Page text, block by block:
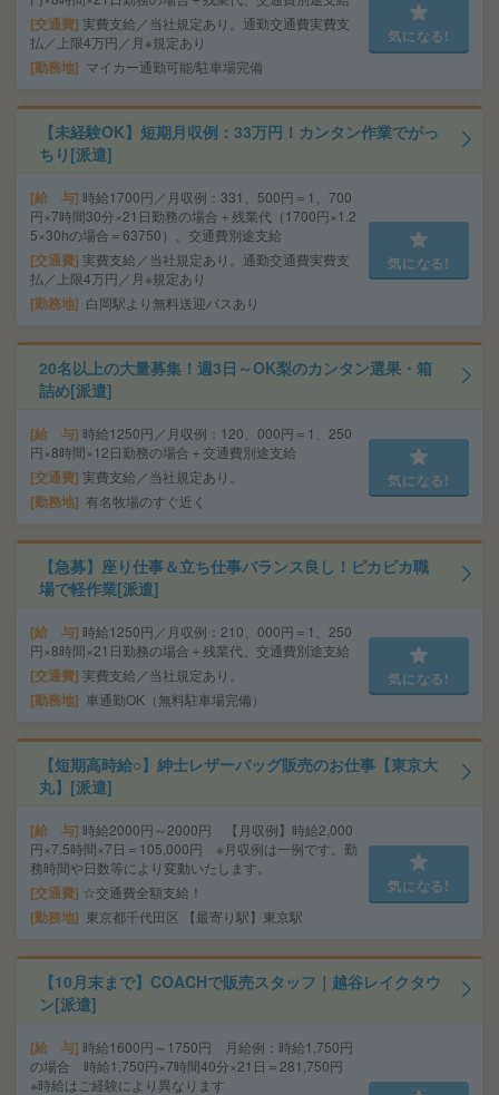
交通費 実費支給／当社規定あり。通勤交通費実費支
払／上限4万円／月※規定あり
勤務地 マイカー通勤可能/駐車場完備
気になる!
【未経験OK】短期月収例：33万円！カンタン作業でがっ
ちり[派遣]
給 与 時給1700円／月収例：331、500円＝1、700
円×7時間30分×21日勤務の場合＋残業代（1700円×1.2
5×30hの場合＝63750）、交通費別途支給
交通費 実費支給／当社規定あり。通勤交通費実費支
払／上限4万円／月※規定あり
勤務地 白岡駅より無料送迎バスあり
気になる!
20名以上の大量募集！週3日～OK梨のカンタン選果・箱
詰め[派遣]
給 与 時給1250円／月収例：120、000円＝1、250
円×8時間×12日勤務の場合＋交通費別途支給
交通費 実費支給／当社規定あり。
勤務地 有名牧場のすぐ近く
気になる!
【急募】座り仕事＆立ち仕事バランス良し！ピカピカ職
場で軽作業[派遣]
給 与 時給1250円／月収例：210、000円＝1、250
円×8時間×21日勤務の場合＋残業代、交通費別途支給
交通費 実費支給／当社規定あり。
勤務地 車通勤OK（無料駐車場完備）
気になる!
【短期高時給○】紳士レザーバッグ販売のお仕事【東京大
丸】[派遣]
給 与 時給2000円～2000円 【月収例】時給2,000
円×7.5時間×7日＝105,000円 ※月収例は一例です。勤
務時間や日数等により変動いたします。
交通費 ☆交通費全額支給！
勤務地 東京都千代田区 【最寄り駅】東京駅
気になる!
【10月末まで】COACHで販売スタッフ｜越谷レイクタウ
ン[派遣]
給 与 時給1600円～1750円 月給例：時給1,750円
の場合 時給1,750円×7時間40分×21日＝281,750円
※時給はご経験により異なります